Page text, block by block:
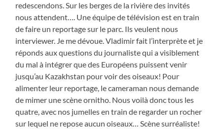
redescendons. Sur les berges de la rivière des invités
nous attendent…. Une équipe de télévision est en train
de faire un reportage sur le parc. Ils veulent nous
interviewer. Je me dévoue. Vladimir fait l’interprète et je
réponds aux questions du journaliste qui a visiblement
du mal à intégrer que des Européens puissent venir
jusqu’au Kazakhstan pour voir des oiseaux! Pour
alimenter leur reportage, le cameraman nous demande
de mimer une scène ornitho. Nous voilà donc tous les
quatre, avec nos jumelles en train de regarder un rocher
sur lequel ne repose aucun oiseaux… Scène surréaliste!